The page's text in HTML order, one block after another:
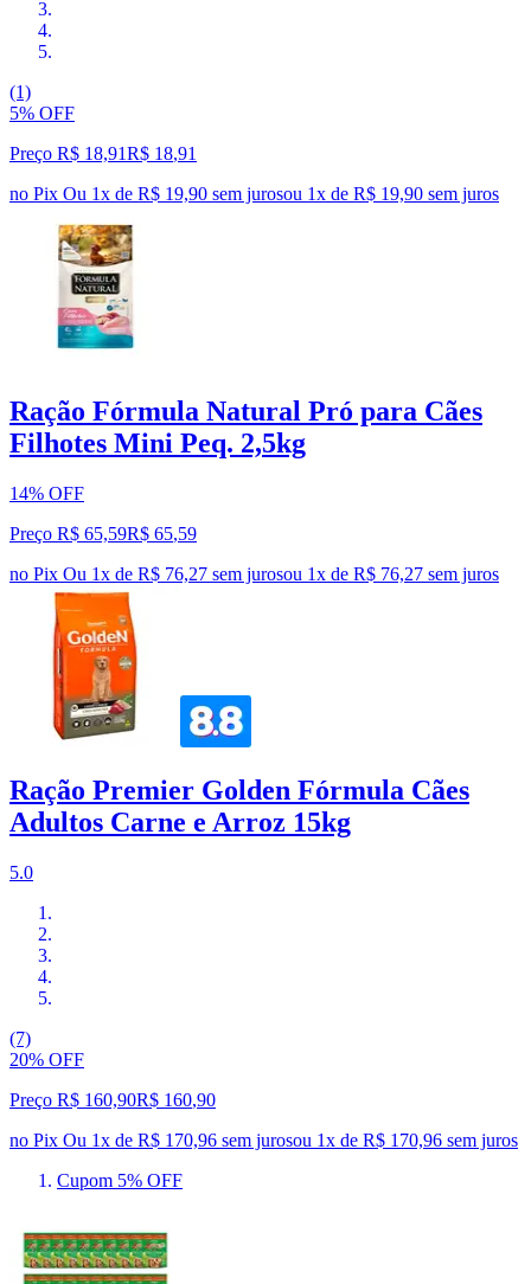
(1)
5% OFF
Preço R$ 18,91R$ 18,91
no Pix Ou 1x de R$ 19,90 sem jurosou 1x de R$ 19,90 sem juros
Ração Fórmula Natural Pró para Cães
Filhotes Mini Peq. 2,5kg
14% OFF
Preço R$ 65,59R$ 65,59
no Pix Ou 1x de R$ 76,27 sem jurosou 1x de R$ 76,27 sem juros
Ração Premier Golden Fórmula Cães
Adultos Carne e Arroz 15kg
5.0
(7)
20% OFF
Preço R$ 160,90R$ 160,90
no Pix Ou 1x de R$ 170,96 sem jurosou 1x de R$ 170,96 sem juros
Cupom 5% OFF